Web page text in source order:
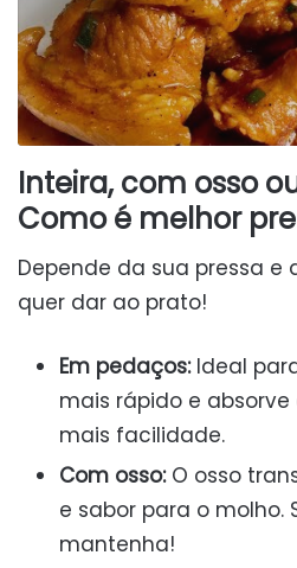
Inteira, com osso
Como é melhor
Depende da sua pressa e
quer dar ao prato!
Em pedaços:Ideal
mais rápido e
mais facilidade.
Com osso:O osso
e sabor para o molho.
mantenha!